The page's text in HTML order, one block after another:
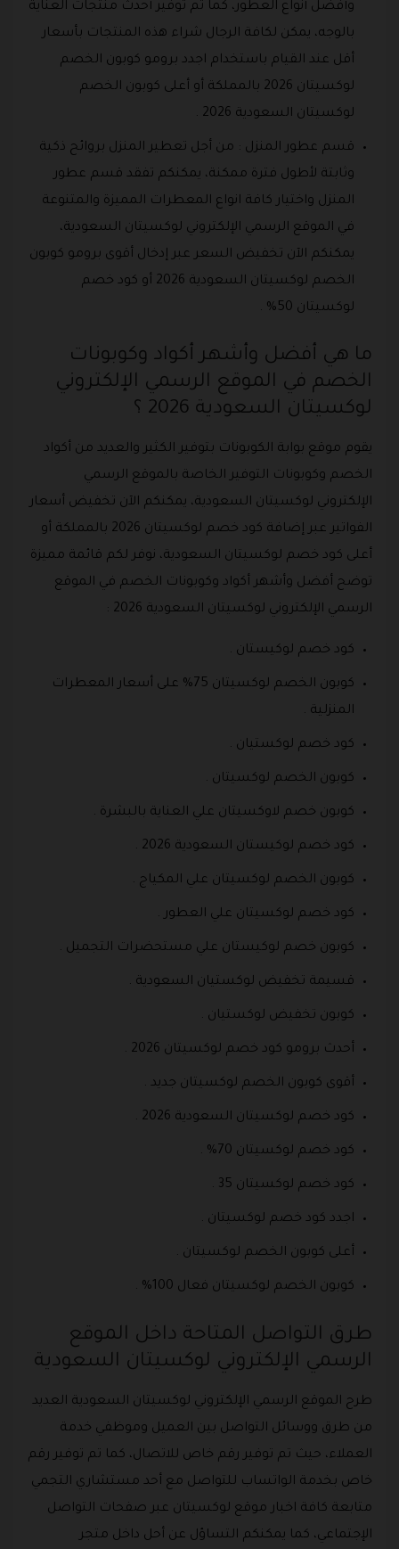
وأفضل أنواع العطور، كما تم توفير أحدث منتجات العناية
بالوجه، يمكن لكافة الرجال شراء هذه المنتجات بأسعار
أقل عند القيام باستخدام اجدد برومو كوبون الخصم
لوكسيتان 2026 بالمملكة أو أعلى كوبون الخصم
لوكسيتان السعودية 2026 .
قسم عطور المنزل : من أجل تعطير المنزل بروائح ذكية
وثابتة لأطول فترة ممكنة، يمكنكم تفقد قسم عطور
المنزل واختيار كافة انواع المعطرات المميزة والمتنوعة
في الموقع الرسمي الإلكتروني لوكسيتان السعودية،
يمكنكم الآن تخفيض السعر عبر إدخال أقوى برومو كوبون
الخصم لوكسيتان السعودية 2026 أو كود خصم
لوكسيتان 50% .
ما هي أفضل وأشهر أكواد وكوبونات
الخصم في الموقع الرسمي الإلكتروني
لوكسيتان السعودية 2026 ؟
يقوم موقع بوابة الكوبونات بتوفير الكثير والعديد من أكواد
الخصم وكوبونات التوفير الخاصة بالموقع الرسمي
الإلكتروني لوكسيتان السعودية، يمكنكم الآن تخفيض أسعار
الفواتير عبر إضافة كود خصم لوكسيتان 2026 بالمملكة أو
أعلى كود خصم لوكسيتان السعودية، نوفر لكم قائمة مميزة
توضح أفضل وأشهر أكواد وكوبونات الخصم في الموقع
الرسمي الإلكتروني لوكسيتان السعودية 2026 :
كود خصم لوكيستان .
كوبون الخصم لوكسيتان 75% على أسعار المعطرات
المنزلية .
كود خصم لوكستيان .
كوبون الخصم لوكسيتان .
كوبون خصم لاوكسيتان علي العناية بالبشرة .
كود خصم لوكيستان السعودية 2026 .
كوبون الخصم لوكسيتان علي المكياج .
كود خصم لوكسيتان علي العطور .
كوبون خصم لوكيستان علي مستحضرات التجميل .
قسيمة تخفيض لوكستيان السعودية .
كوبون تخفيض لوكستيان .
أحدث برومو كود خصم لوكسيتان 2026 .
أقوى كوبون الخصم لوكسيتان جديد .
كود خصم لوكسيتان السعودية 2026 .
كود خصم لوكسيتان 70% .
كود خصم لوكسيتان 35 .
اجدد كود خصم لوكسيتان .
أعلى كوبون الخصم لوكسيتان .
كوبون الخصم لوكسيتان فعال 100% .
طرق التواصل المتاحة داخل الموقع
الرسمي الإلكتروني لوكسيتان السعودية
طرح الموقع الرسمي الإلكتروني لوكسيتان السعودية العديد
من طرق ووسائل التواصل بين العميل وموظفي خدمة
العملاء، حيث تم توفير رقم خاص للاتصال، كما تم توفير رقم
خاص بخدمة الواتساب للتواصل مع أحد مستشاري التجمي
متابعة كافة اخبار موقع لوكسيتان عبر صفحات التواصل
الإجتماعي، كما يمكنكم التساؤل عن أحل داخل متجر